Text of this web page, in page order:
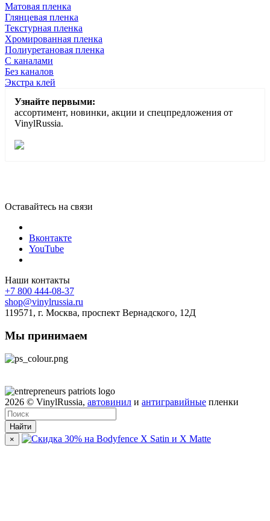
Матовая пленка
Глянцевая пленка
Текстурная пленка
Хромированная пленка
Полиуретановая пленка
С каналами
Без каналов
Экстра клей
Узнайте первыми:
ассортимент, новинки, акции и спецпредложения от
VinylRussia.
Оставайтесь на связи
Вконтакте
YouTube
Наши контакты
+7 800 444-08-37
shop@vinylrussia.ru
119571, г. Москва, проспект Вернадского, 12Д
Мы принимаем
2026 © VinylRussia, автовинил и антигравийные пленки
Найти
×